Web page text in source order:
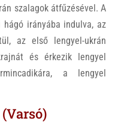
szalagok átfűzésével. A
hágó irányába indulva, az
az első lengyel-ukrán
és érkezik lengyel
a lengyel